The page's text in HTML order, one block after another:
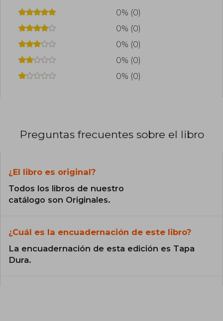
0% (0)
0% (0)
0% (0)
0% (0)
0% (0)
Preguntas frecuentes sobre el libro
¿El libro es original?
Todos los libros de nuestro
catálogo son Originales.
¿Cuál es la encuadernación de este libro?
La encuadernación de esta edición es Tapa
Dura.